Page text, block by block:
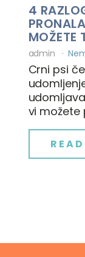
4
MOŽETE
admin
Crni psi
vi možete